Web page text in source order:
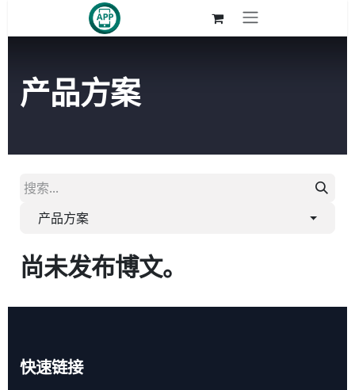
产品方案
产品方案
尚未发布博文。
快速链接